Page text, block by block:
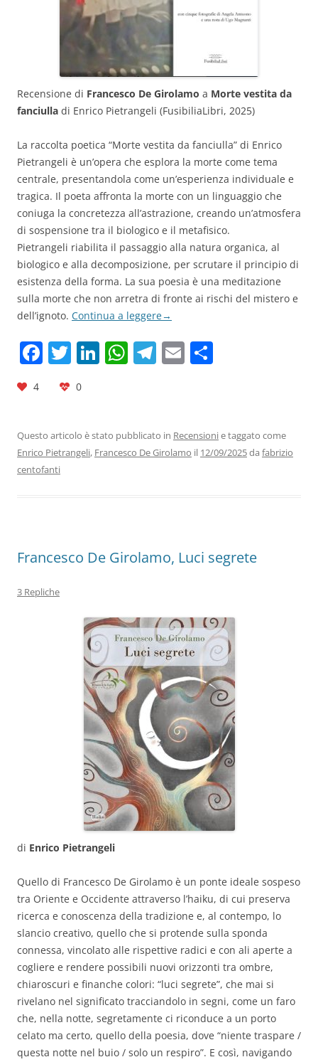
Recensione di Francesco De Girolamo a Morte vestita da
fanciulla di Enrico Pietrangeli (FusibiliaLibri, 2025)
La raccolta poetica “Morte vestita da fanciulla” di Enrico
Pietrangeli è un’opera che esplora la morte come tema
centrale, presentandola come un’esperienza individuale e
tragica. Il poeta affronta la morte con un linguaggio che
coniuga la concretezza all’astrazione, creando un’atmosfera
di sospensione tra il biologico e il metafisico.
Pietrangeli riabilita il passaggio alla natura organica, al
biologico e alla decomposizione, per scrutare il principio di
esistenza della forma. La sua poesia è una meditazione
sulla morte che non arretra di fronte ai rischi del mistero e
dell’ignoto. Continua a leggere→
F
b
o
T
w
itt
Li
dI
n
W
A
p
T
a
m
E
vi
di
4 0
Questo articolo è stato pubblicato in Recensionie taggato come
Enrico Pietrangeli, Francesco De Girolamo il 12/09/2025da fabrizio
centofanti
Francesco De Girolamo, Luci segrete
3 Repliche
di Enrico Pietrangeli
Quello di Francesco De Girolamo è un ponte ideale sospeso
tra Oriente e Occidente attraverso l’haiku, di cui preserva
ricerca e conoscenza della tradizione e, al contempo, lo
slancio creativo, quello che si protende sulla sponda
connessa, vincolato alle rispettive radici e con ali aperte a
cogliere e rendere possibili nuovi orizzonti tra ombre,
chiaroscuri e finanche colori: “luci segrete”, che mai si
rivelano nel significato tracciandolo in segni, come un faro
che, nella notte, segretamente ci riconduce a un porto
celato ma certo, quello della poesia, dove “niente traspare /
questa notte nel buio / solo un respiro”. E così, navigando